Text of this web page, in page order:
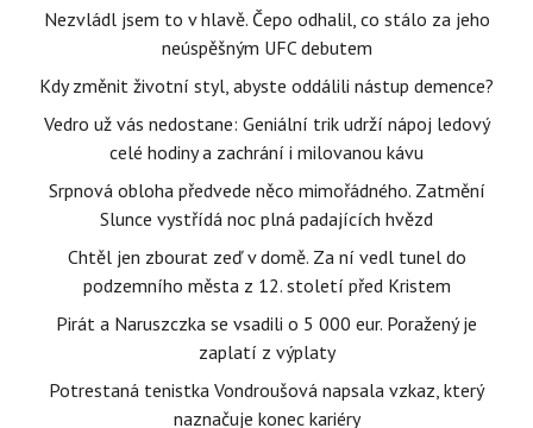
Nezvládl jsem to v hlavě. Čepo odhalil, co stálo za jeho
neúspěšným UFC debutem
Kdy změnit životní styl, abyste oddálili nástup demence?
Vedro už vás nedostane: Geniální trik udrží nápoj ledový
celé hodiny a zachrání i milovanou kávu
Srpnová obloha předvede něco mimořádného. Zatmění
Slunce vystřídá noc plná padajících hvězd
Chtěl jen zbourat zeď v domě. Za ní vedl tunel do
podzemního města z 12. století před Kristem
Pirát a Naruszczka se vsadili o 5 000 eur. Poražený je
zaplatí z výplaty
Potrestaná tenistka Vondroušová napsala vzkaz, který
naznačuje konec kariéry